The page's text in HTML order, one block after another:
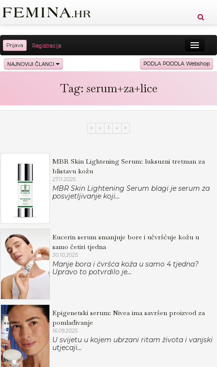
Prijava Registracija
Sreća Zdravlje Vitkost
Ljubav Putovanja
NAJNOVIJI ČLANCI PODLA POODLA Webshop
Tag: serum+za+lice
« 1 »
MBR Skin Lightening Serum: luksuzni tretman za
blistavu kožu
27.11.2025.
MBR Skin Lightening Serum blagi je serum za
posvjetljivanje koji...
Eucerin serum smanjuje bore i učvršćuje kožu u
samo četiri tjedna
30.10.2025.
Manje bora i čvršća koža u samo 4 tjedna?
Upravo to potvrdilo je...
Epigenetski serum: Nivea ima savršen proizvod za
pomlađivanje
16.09.2025.
U svijetu u kojem ubrzani ritam života i vanjski
utjecaji...